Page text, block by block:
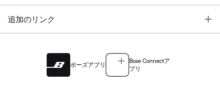
追加のリンク
ボーズアプリ
Bose Connectア
プリ